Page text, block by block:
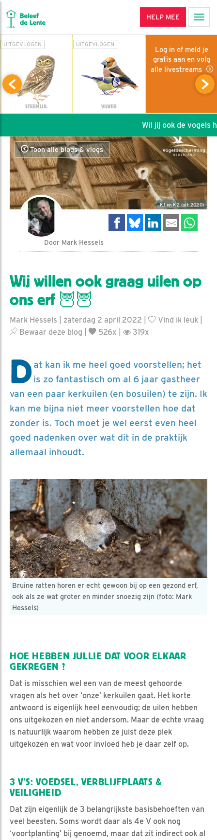
HELP MEE
UITGEVLOGEN
STEENUIL
UITGEVLOGEN
VIJVER
Log in of meld je
gratis aan en volg
alle livestreams
Wil jij ook de vogels
Toon alle blogs & vlogs
K1 en K2 (uit 2020)
Door Mark Hessels
Wij willen ook graag uilen op
ons erf 🦉🦉
Mark Hessels | zaterdag 2 april 2022 | Vind ik leuk
Bewaar deze blog
526x | 319x
Dat kan ik me heel goed voorstellen; het
is zo fantastisch om al 6 jaar gastheer
van een paar kerkuilen (en bosuilen) te zijn. Ik
kan me bijna niet meer voorstellen hoe dat
zonder is. Toch moet je wel eerst even heel
goed nadenken over wat dit in de praktijk
allemaal inhoudt.
Bruine ratten horen er echt gewoon bij op een gezond erf,
ook als ze wat groter en minder snoezig zijn (foto: Mark
Hessels)
HOE HEBBEN JULLIE DAT VOOR ELKAAR
GEKREGEN ?
Dat is misschien wel een van de meest gehoorde
vragen als het over ‘onze’ kerkuilen gaat. Het korte
antwoord is eigenlijk heel eenvoudig; de uilen hebben
ons uitgekozen en niet andersom. Maar de echte vraag
is natuurlijk waarom hebben ze juist deze plek
uitgekozen en wat voor invloed heb je daar zelf op.
3 V’S: VOEDSEL, VERBLIJFPLAATS &
VEILIGHEID
Dat zijn eigenlijk de 3 belangrijkste basisbehoeften van
veel beesten. Soms wordt daar als 4e V ook nog
‘voortplanting’ bij genoemd, maar dat zit indirect ook al